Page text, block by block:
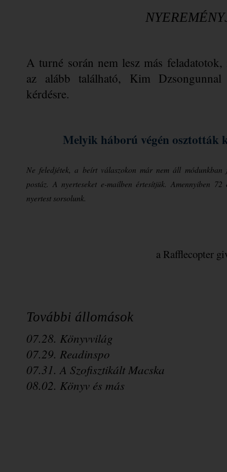
A turné során nem lesz más
az alább található, Kim Dzsongunnal
kérdésre.
Melyik háború végén osztották
Ne feledjétek, a beírt válaszokon már nem áll
postáz. A nyerteseket e-mailben értesítjük. Amennyiben
nyertest sorsolunk.
a Rafflecopter
További állomások
07.28. Könyvvilág
07.29. Readinspo
07.31. A Szofisztikált Macska
08.02. Könyv és más